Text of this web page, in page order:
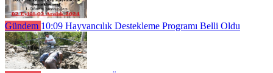
Gündem 10:09 Hayvancılık Destekleme Programı Belli Oldu